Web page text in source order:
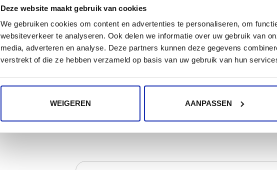
Deze website maakt gebruik van cookies
We gebruiken cookies om content en advertenties te personaliseren, om
websiteverkeer te analyseren. Ook delen we informatie over uw gebruik van
media, adverteren en analyse. Deze partners kunnen deze gegevens
verstrekt of die ze hebben verzameld op basis van uw gebruik van hun
WEIGEREN AANPASSEN